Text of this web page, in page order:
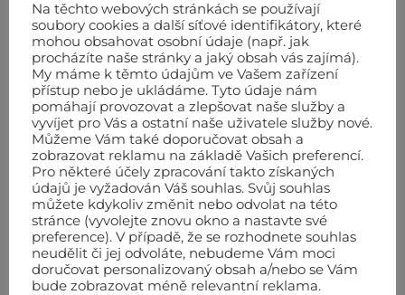
Ochrana proti přehřátí
Váha
18 kg
Hlučnost
62 dBa
Rozměry vxšxd
593x310x600 mm
SOUVISEJÍCÍ PRODUKTY
Na těchto webových stránkách se používají
soubory cookies a další síťové identifikátory, které
mohou obsahovat osobní údaje (např. jak
procházíte naše stránky a jaký obsah vás zajímá).
My máme k těmto údajům ve Vašem zařízení
přístup nebo je ukládáme. Tyto údaje nám
pomáhají provozovat a zlepšovat naše služby a
vyvíjet pro Vás a ostatní naše uživatele služby nové.
Můžeme Vám také doporučovat obsah a
zobrazovat reklamu na základě Vašich preferencí.
Pro některé účely zpracování takto získaných
údajů je vyžadován Váš souhlas. Svůj souhlas
můžete kdykoliv změnit nebo odvolat na této
stránce (vyvolejte znovu okno a nastavte své
preference). V případě, že se rozhodnete souhlas
neudělit či jej odvoláte, nebudeme Vám moci
doručovat personalizovaný obsah a/nebo se Vám
bude zobrazovat méně relevantní reklama.